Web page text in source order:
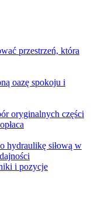
przestrzeń, która
oazę spokoju i
oryginalnych części
hydraulikę siłową w
i pozycje